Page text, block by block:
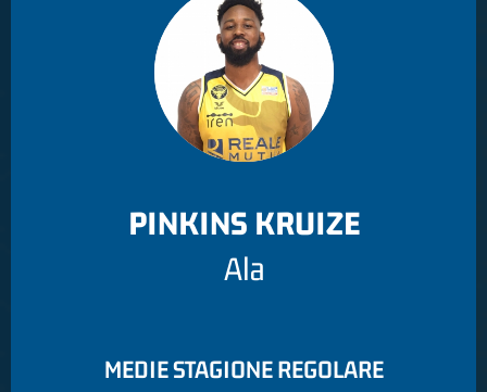
PINKINS KRUIZE
Ala
MEDIE STAGIONE REGOLARE